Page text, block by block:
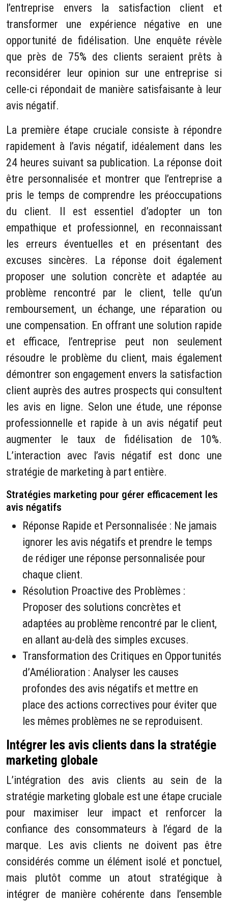
l’entreprise envers la satisfaction client et
transformer une expérience négative en une
opportunité de fidélisation. Une enquête révèle
que près de 75% des clients seraient prêts à
reconsidérer leur opinion sur une entreprise si
celle-ci répondait de manière satisfaisante à leur
avis négatif.
La première étape cruciale consiste à répondre
rapidement à l’avis négatif, idéalement dans les
24 heures suivant sa publication. La réponse doit
être personnalisée et montrer que l’entreprise a
pris le temps de comprendre les préoccupations
du client. Il est essentiel d’adopter un ton
empathique et professionnel, en reconnaissant
les erreurs éventuelles et en présentant des
excuses sincères. La réponse doit également
proposer une solution concrète et adaptée au
problème rencontré par le client, telle qu’un
remboursement, un échange, une réparation ou
une compensation. En offrant une solution rapide
et efficace, l’entreprise peut non seulement
résoudre le problème du client, mais également
démontrer son engagement envers la satisfaction
client auprès des autres prospects qui consultent
les avis en ligne. Selon une étude, une réponse
professionnelle et rapide à un avis négatif peut
augmenter le taux de fidélisation de 10%.
L’interaction avec l’avis négatif est donc une
stratégie de marketing à part entière.
Stratégies marketing pour gérer efficacement les
avis négatifs
Réponse Rapide et Personnalisée : Ne jamais
ignorer les avis négatifs et prendre le temps
de rédiger une réponse personnalisée pour
chaque client.
Résolution Proactive des Problèmes :
Proposer des solutions concrètes et
adaptées au problème rencontré par le client,
en allant au-delà des simples excuses.
Transformation des Critiques en Opportunités
d’Amélioration : Analyser les causes
profondes des avis négatifs et mettre en
place des actions correctives pour éviter que
les mêmes problèmes ne se reproduisent.
Intégrer les avis clients dans la stratégie
marketing globale
L’intégration des avis clients au sein de la
stratégie marketing globale est une étape cruciale
pour maximiser leur impact et renforcer la
confiance des consommateurs à l’égard de la
marque. Les avis clients ne doivent pas être
considérés comme un élément isolé et ponctuel,
mais plutôt comme un atout stratégique à
intégrer de manière cohérente dans l’ensemble